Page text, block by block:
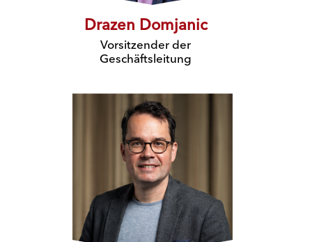
Drazen Domjanic
Vorsitzender der
Geschäftsleitung